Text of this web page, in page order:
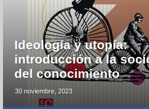
Ideología y utopía:
introducción a la
del conocimiento
30 noviembre, 2023